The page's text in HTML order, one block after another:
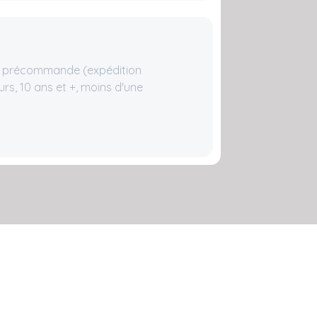
précommande (expédition
10 ans et +, moins d'une